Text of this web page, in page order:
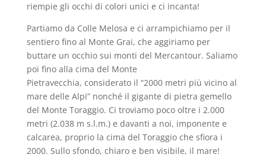
riempie gli occhi di colori unici e ci incanta!
Partiamo da Colle Melosa e ci arrampichiamo per il
sentiero fino al Monte Grai, che aggiriamo per
buttare un occhio sui monti del Mercantour. Saliamo
poi fino alla cima del Monte
Pietravecchia, considerato il “2000 metri più vicino al
mare delle Alpi” nonché il gigante di pietra gemello
del Monte Toraggio. Ci troviamo poco oltre i 2.000
metri (2.038 m s.l.m.) e davanti a noi, imponente e
calcarea, proprio la cima del Toraggio che sfiora i
2000. Sullo sfondo, chiaro e ben visibile, il mare!